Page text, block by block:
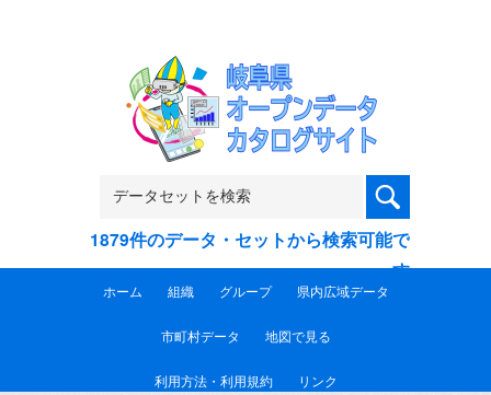
1879件のデータ・セットから検索可能で
す
ホーム 組織 グループ 県内広域データ
市町村データ 地図で見る
利用方法・利用規約 リンク